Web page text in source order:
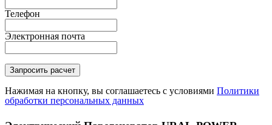
Телефон
Электронная почта
Нажимая на кнопку, вы соглашаетесь с условиями Политики
обработки персональных данных